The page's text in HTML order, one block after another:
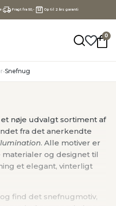
Fragt fra 50,- Op til 2 års garanti
0
•Snefnug
nøje udvalgt sortiment af
fra det anerkendte
. Alle motiver er
og designet til
et elegant, vinterligt
find det snefnugmotiv,